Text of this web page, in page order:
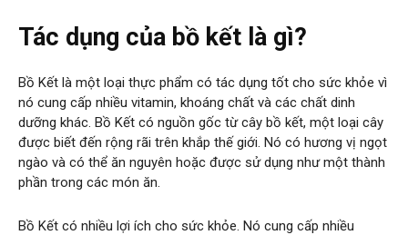
Tác dụng của bồ kết là gì?
Bồ Kết là một loại thực phẩm có tác dụng tốt cho sức khỏe vì
nó cung cấp nhiều vitamin, khoáng chất và các chất dinh
dưỡng khác. Bồ Kết có nguồn gốc từ cây bồ kết, một loại cây
được biết đến rộng rãi trên khắp thế giới. Nó có hương vị ngọt
ngào và có thể ăn nguyên hoặc được sử dụng như một thành
phần trong các món ăn.
Bồ Kết có nhiều lợi ích cho sức khỏe. Nó cung cấp nhiều